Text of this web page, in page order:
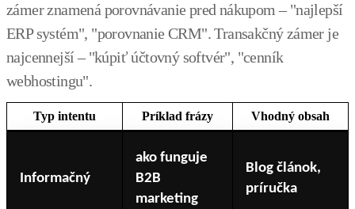
zámer znamená porovnávanie pred nákupom – "najlepší
ERP systém", "porovnanie CRM". Transakčný zámer je
najcennejší – "kúpiť účtovný softvér", "cenník
webhostingu".
Typ intentu Príklad frázy Vhodný obsah
Informačný
ako funguje
B2B
marketing
Blog článok,
príručka